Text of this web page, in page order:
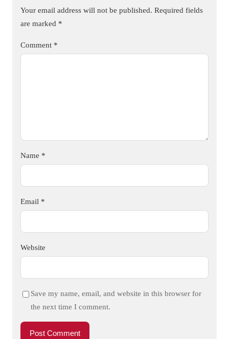
Your email address will not be published. Required fields
are marked *
Comment *
Name *
Email *
Website
Save my name, email, and website in this browser for
the next time I comment.